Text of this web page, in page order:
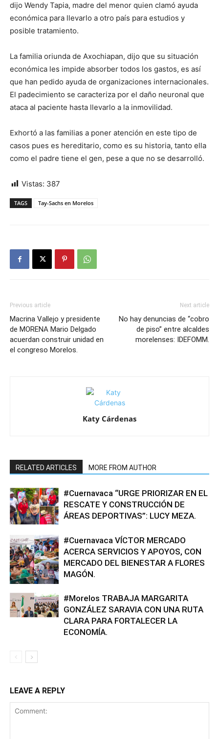
dijo Wendy Tapia, madre del menor quien clamó ayuda
económica para llevarlo a otro país para estudios y
posible tratamiento.
La familia oriunda de Axochiapan, dijo que su situación
económica les impide absorber todos los gastos, es así
que han pedido ayuda de organizaciones internacionales.
El padecimiento se caracteriza por el daño neuronal que
ataca al paciente hasta llevarlo a la inmovilidad.
Exhortó a las familias a poner atención en este tipo de
casos pues es hereditario, como es su historia, tanto ella
como el padre tiene el gen, pese a que no se desarrolló.
Vistas: 387
TAGS Tay-Sachs en Morelos
Previous article
Macrina Vallejo y presidente
de MORENA Mario Delgado
acuerdan construir unidad en
el congreso Morelos.
Next article
No hay denuncias de “cobro
de piso” entre alcaldes
morelenses: IDEFOMM.
Katy Cárdenas
RELATED ARTICLES MORE FROM AUTHOR
#Cuernavaca “URGE PRIORIZAR EN EL
RESCATE Y CONSTRUCCIÓN DE
ÁREAS DEPORTIVAS”: LUCY MEZA.
#Cuernavaca VÍCTOR MERCADO
ACERCA SERVICIOS Y APOYOS, CON
MERCADO DEL BIENESTAR A FLORES
MAGÓN.
#Morelos TRABAJA MARGARITA
GONZÁLEZ SARAVIA CON UNA RUTA
CLARA PARA FORTALECER LA
ECONOMÍA.
LEAVE A REPLY